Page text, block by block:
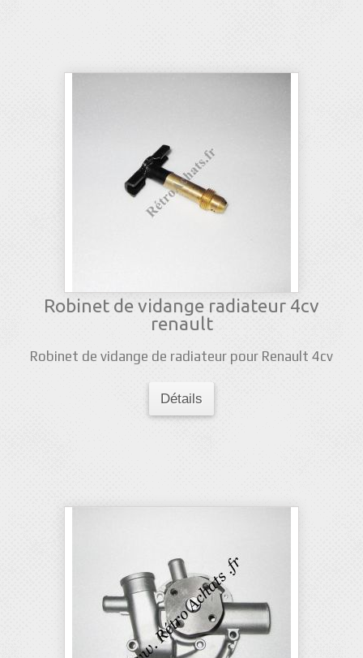
Robinet de vidange radiateur 4cv
renault
Robinet de vidange de radiateur pour Renault 4cv
Détails